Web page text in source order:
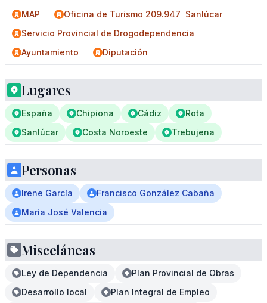
MAP
Oficina de Turismo 209.947  Sanlúcar
Servicio Provincial de Drogodependencia
Ayuntamiento
Diputación
Lugares
España Chipiona Cádiz
Rota
Sanlúcar
Costa Noroeste Trebujena
Personas
Irene García
Francisco González Cabaña
María José Valencia
Misceláneas
Ley de Dependencia
Plan Provincial de Obras
Desarrollo local
Plan Integral de Empleo